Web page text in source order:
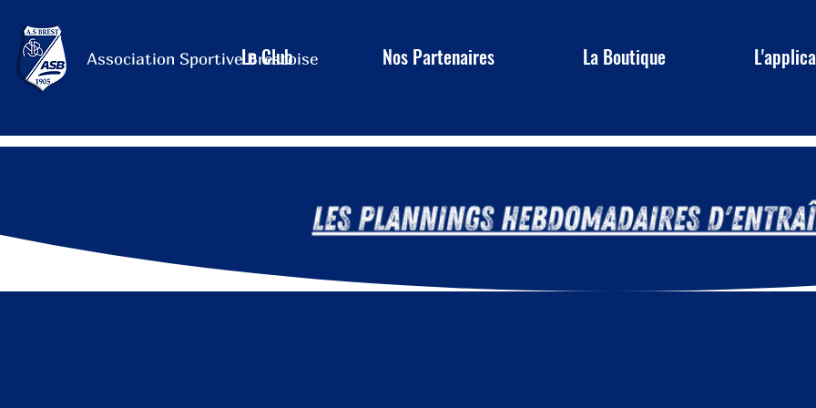
Association Sportive Brestoise
Le Club Nos Partenaires La Boutique